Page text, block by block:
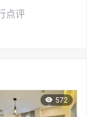
点评
572